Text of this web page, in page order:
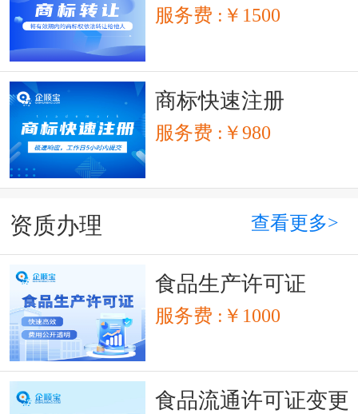
服务费 :￥1500
商标快速注册
服务费 :￥980
资质办理 查看更多>
食品生产许可证
服务费 :￥1000
食品流通许可证变更